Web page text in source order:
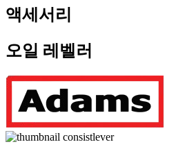
액세서리
오일 레벨러